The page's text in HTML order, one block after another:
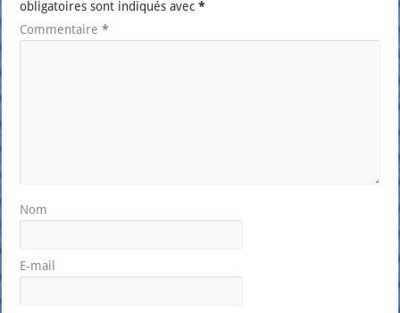
obligatoires sont indiqués avec*
Commentaire*
Nom
E-mail